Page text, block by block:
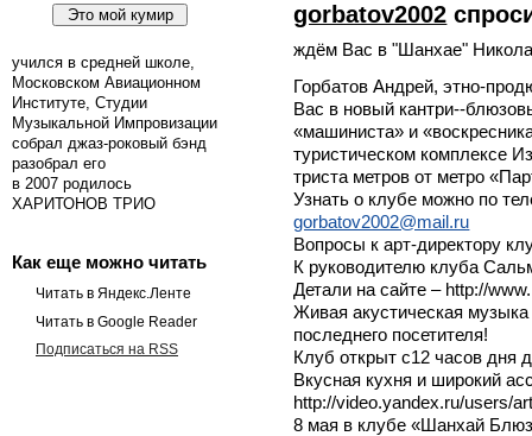
учился в средней школе,
Московском Авиационном
Институте, Студии
Музыкальной Импровизации
собрал джаз-роковый бэнд
разобрал его
в 2007 родилось
ХАРИТОНОВ ТРИО
Как еще можно читать
Читать в Яндекс.Ленте
Читать в Google Reader
Подписаться на RSS
gorbatov2002
ждём Вас в "Шанхае"
Горбатов Андрей, этно-
Вас в новый кантри--
«машиниста» и
туристическом комплексе
триста метров от метро
Узнать о клубе можно по
gorbatov2002@mail.ru
Вопросы к арт-директору
К руководителю клуба
Детали на сайте – http://
Живая акустическая
последнего посетителя!
Клуб открыт с12 часов дня
Вкусная кухня и широкий
http://video.yandex.ru/users/
8 мая в клубе «Шанхай